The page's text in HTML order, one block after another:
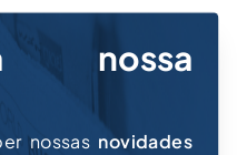
nossa
nossas novidades